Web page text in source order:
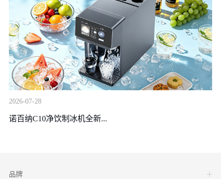
2026-07-28
诺百纳C10净饮制冰机全新...
品牌